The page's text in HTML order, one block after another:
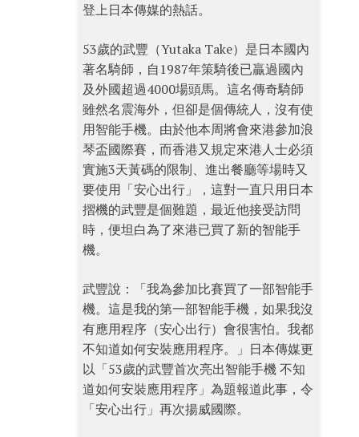
登上日本傳媒的熱話。
53歲的武豐（Yutaka Take）是日本國內
著名騎師，自1987年策騎後已贏過國內
及外國超過4000場頭馬。這名傳奇騎師
雖然名震海外，但卻是個傳統人，沒有使
用智能手機。由於他本周將會來港參加浪
琴盃國際賽，而香港又規定來港人士必須
實施3天黃碼的限制、進出餐廳等場時又
要使用「安心出行」，這對一直只用日本
摺機的武豐是個難題，最近他接受訪問
時，便坦白為了來港已買了新的智能手
機。
武豐說：「我為參加比賽買了一部智能手
機。這是我的第一部智能手機，如果我沒
有應用程序（安心出行）會很害怕。我都
不知道如何安裝應用程序。」日本傳媒更
以「53歲的武豐首次亮出智能手機 不知
道如何安裝應用程序」為題報道此事，令
「安心出行」再次揚威國際。